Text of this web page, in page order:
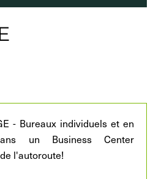
- Bureaux individuels et en
un Business Center
l'autoroute!